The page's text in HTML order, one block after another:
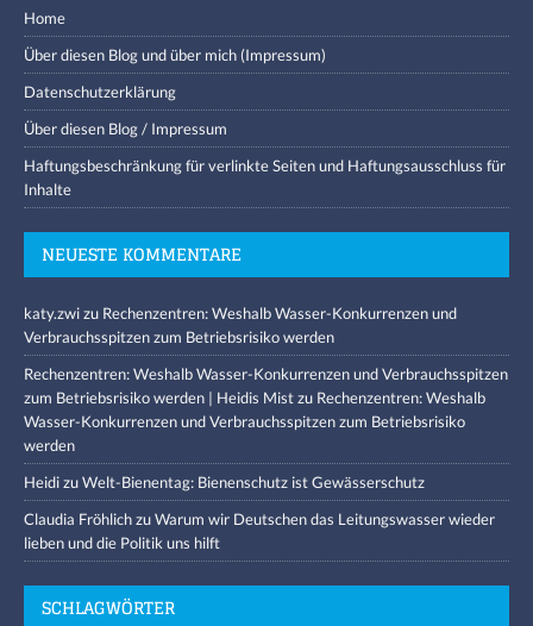
Home
Über diesen Blog und über mich (Impressum)
Datenschutzerklärung
Über diesen Blog / Impressum
Haftungsbeschränkung für verlinkte Seiten und Haftungsausschluss für
Inhalte
NEUESTE KOMMENTARE
katy.zwizu Rechenzentren: Weshalb Wasser-Konkurrenzen und
Verbrauchsspitzen zum Betriebsrisiko werden
Rechenzentren: Weshalb Wasser-Konkurrenzen und Verbrauchsspitzen
zum Betriebsrisiko werden | Heidis Mistzu Rechenzentren: Weshalb
Wasser-Konkurrenzen und Verbrauchsspitzen zum Betriebsrisiko
werden
HeidizuWelt-Bienentag: Bienenschutz ist Gewässerschutz
Claudia FröhlichzuWarum wir Deutschen das Leitungswasser wieder
lieben und die Politik uns hilft
SCHLAGWÖRTER